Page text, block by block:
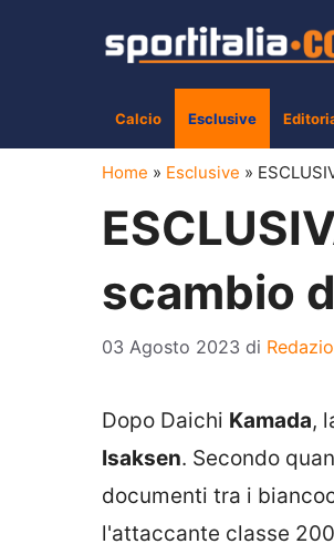
Calcio Esclusive
Home » Esclusive »
scambio
03 Agosto 2023 di
Dopo Daichi Kamada,
Isaksen. Secondo
documenti tra i
l'attaccante classe